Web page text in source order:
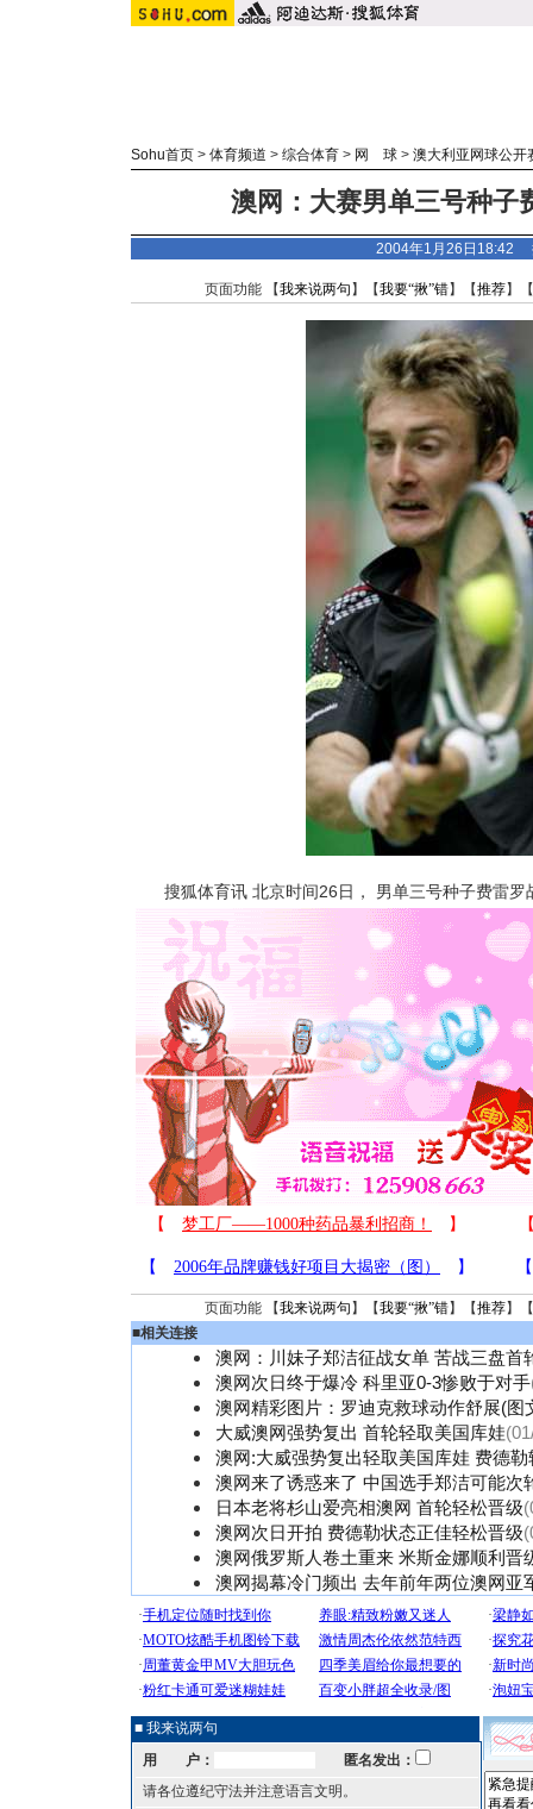
Sohu首页 > 体育频道 > 综合体育 > 网 球 > 澳大利亚网球公开
澳网：大赛男单三号种子
2004年1月26日18:42
页面功能 【我来说两句 】【我要“揪”错】【推荐】
搜狐体育讯 北京时间26日， 男单三号种子费雷罗
页面功能 【我来说两句 】【我要“揪”错】【推荐】
■相关连接
澳网：川妹子郑洁征战女单 苦战三盘首
澳网次日终于爆冷 科里亚0-3惨败于对手
澳网精彩图片：罗迪克救球动作舒展(图
大威澳网强势复出 首轮轻取美国库娃
澳网:大威强势复出轻取美国库娃 费德勒
澳网来了诱惑来了 中国选手郑洁可能次
日本老将杉山爱亮相澳网 首轮轻松晋级
澳网次日开拍 费德勒状态正佳轻松晋级
澳网俄罗斯人卷土重来 米斯金娜顺利晋
澳网揭幕冷门频出 去年前年两位澳网亚
■ 我来说两句
用 户：
匿名发出：
请各位遵纪守法并注意语言文明。